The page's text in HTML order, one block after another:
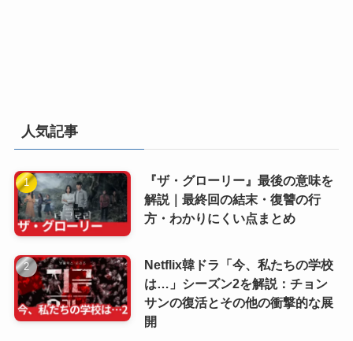
人気記事
『ザ・グローリー』最後の意味を
解説｜最終回の結末・復讐の行
方・わかりにくい点まとめ
Netflix韓ドラ「今、私たちの学校
は…」シーズン2を解説：チョン
サンの復活とその他の衝撃的な展
開